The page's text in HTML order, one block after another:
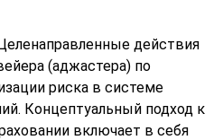
действия
(аджастера) по
риска в системе
Концептуальный подход к
включает в себя